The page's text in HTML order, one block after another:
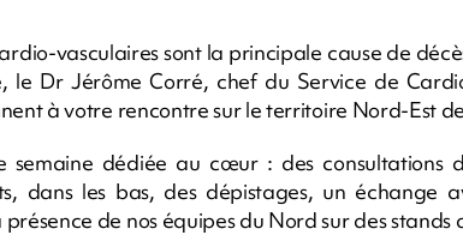
vasculaires sont la principale cause de
le Dr Jérôme Corré, chef du Service de
à votre rencontre sur le territoire Nord-Est de
dédiée au cœur : des consultations
dans les bas, des dépistages, un échange
présence de nos équipes du Nord sur des stands